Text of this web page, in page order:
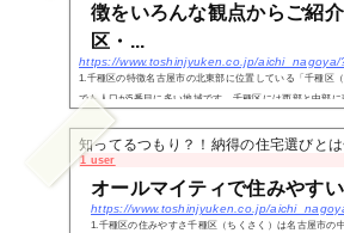
徴をいろんな観点からご紹
区・...
https://www.toshinjyuken.co.jp/aichi_nagoya/
1.千種区の特徴名古屋市の北東部に位置している「千種区
でも人口が5番目に多い地域です。千種区には西部と中部
区があり、家族世帯にも住みやすい地域構成となっていま
下、覚王山...
知ってるつもり？！納得の住宅選びとは
1 user
オールマイティで住みやす
https://www.toshinjyuken.co.jp/
1.千種区の住みやすさ千種区（ちくさく）は名古屋市の